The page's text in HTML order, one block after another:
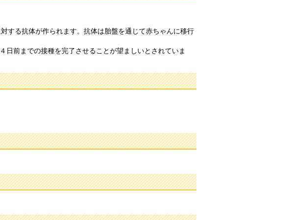
する抗体が作られます。抗体は胎盤を通じて赤ちゃんに移行
前までの接種を完了させることが望ましいとされていま